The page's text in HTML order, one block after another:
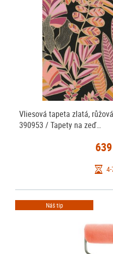
Vliesová tapeta zlatá,
390953 / Tapety na zeď…
Náš tip